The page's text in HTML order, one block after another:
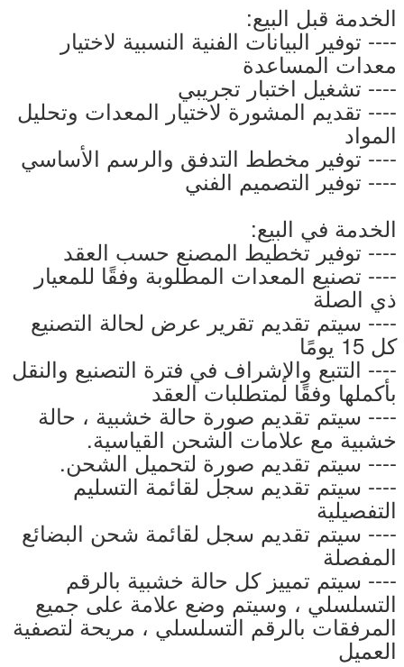
الخدمة قبل البيع:
---- توفير البيانات الفنية النسبية لاختيار
معدات المساعدة
---- تشغيل اختبار تجريبي
---- تقديم المشورة لاختيار المعدات وتحليل
المواد
---- توفير مخطط التدفق والرسم الأساسي
---- توفير التصميم الفني
الخدمة في البيع:
---- توفير تخطيط المصنع حسب العقد
---- تصنيع المعدات المطلوبة وفقًا للمعيار
ذي الصلة
---- سيتم تقديم تقرير عرض لحالة التصنيع
كل 15 يومًا
---- التتبع والإشراف في فترة التصنيع والنقل
بأكملها وفقًا لمتطلبات العقد
---- سيتم تقديم صورة حالة خشبية ، حالة
خشبية مع علامات الشحن القياسية.
---- سيتم تقديم صورة لتحميل الشحن.
---- سيتم تقديم سجل لقائمة التسليم
التفصيلية
---- سيتم تقديم سجل لقائمة شحن البضائع
المفصلة
---- سيتم تمييز كل حالة خشبية بالرقم
التسلسلي ، وسيتم وضع علامة على جميع
المرفقات بالرقم التسلسلي ، مريحة لتصفية
العميل